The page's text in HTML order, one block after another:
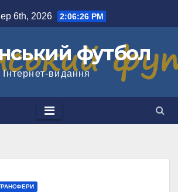
6th, 2026 2:06:26 PM
футбол
Інтернет-видання